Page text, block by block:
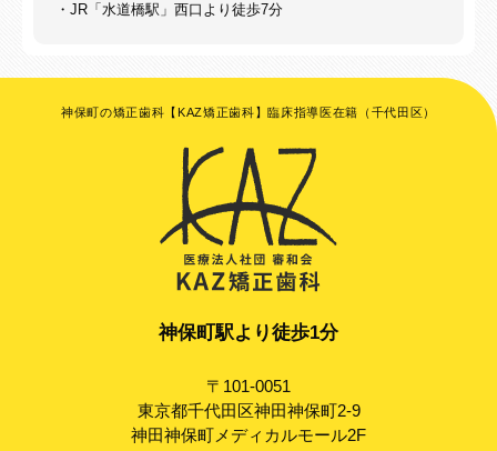
・JR「水道橋駅」西口より徒歩7分
神保町の矯正歯科【KAZ矯正歯科】臨床指導医在籍（千代田区）
神保町駅より徒歩1分
〒101-0051
東京都千代田区神田神保町2-9
神田神保町メディカルモール2F